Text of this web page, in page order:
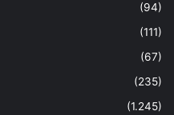
(94)
(111)
(67)
(235)
(1.245)